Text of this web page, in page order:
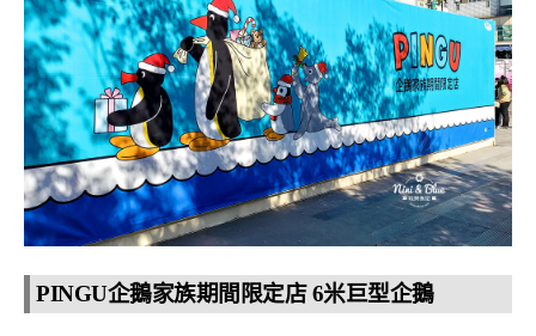
PINGU企鵝家族期間限定店 6米巨型企鵝